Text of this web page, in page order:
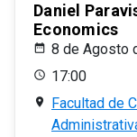
Daniel
Economics
8 de Agosto
17:00
Facultad de